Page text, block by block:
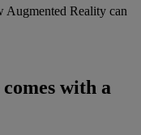
Augmented Reality can
with a